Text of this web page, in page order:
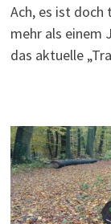
Ach, es ist doch
mehr als einem
das aktuelle